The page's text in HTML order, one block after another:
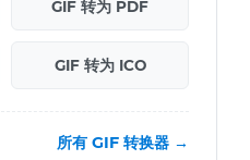
GIF 转为 PDF
GIF 转为 ICO
所有 GIF 转换器 →